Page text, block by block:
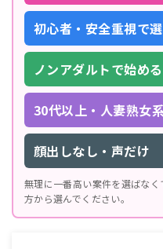
初心者・安全重視で
ノンアダルトで始める
30代以上・人妻熟女
顔出しなし・声だけ
無理に一番高い案件を選ばな
方から選んでください。